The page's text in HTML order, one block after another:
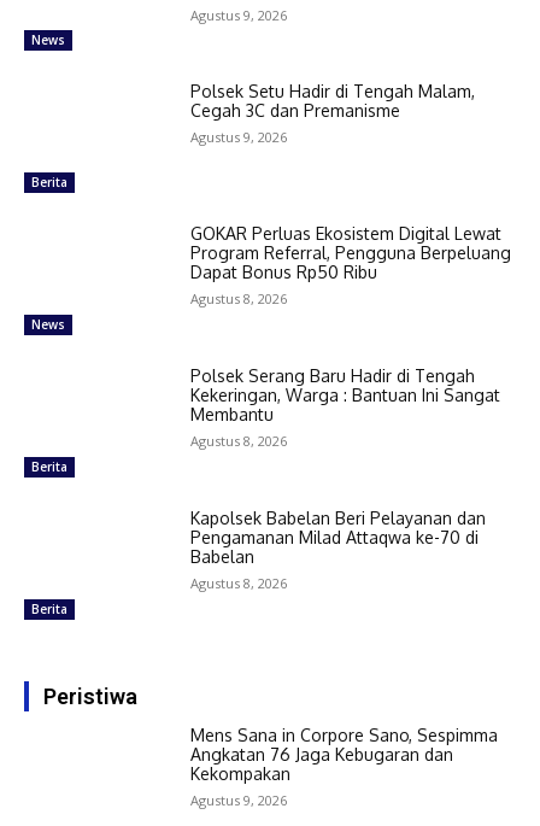
News
Agustus 9, 2026
Berita
Polsek Setu Hadir di Tengah Malam,
Cegah 3C dan Premanisme
Agustus 9, 2026
News
GOKAR Perluas Ekosistem Digital Lewat
Program Referral, Pengguna Berpeluang
Dapat Bonus Rp50 Ribu
Agustus 8, 2026
Berita
Polsek Serang Baru Hadir di Tengah
Kekeringan, Warga : Bantuan Ini Sangat
Membantu
Agustus 8, 2026
Berita
Kapolsek Babelan Beri Pelayanan dan
Pengamanan Milad Attaqwa ke-70 di
Babelan
Agustus 8, 2026
Peristiwa
Mens Sana in Corpore Sano, Sespimma
Angkatan 76 Jaga Kebugaran dan
Kekompakan
Agustus 9, 2026